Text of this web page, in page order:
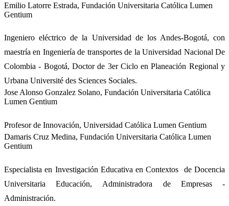
Emilio Latorre Estrada, Fundación Universitaria Católica Lumen
Gentium
Ingeniero eléctrico de la Universidad de los Andes-Bogotá, con
maestría en Ingeniería de transportes de la Universidad Nacional De
Colombia - Bogotá, Doctor de 3er Ciclo en Planeación Regional y
Urbana Université des Sciences Sociales.
Jose Alonso Gonzalez Solano, Fundación Universitaria Católica
Lumen Gentium
Profesor de Innovación, Universidad Católica Lumen Gentium
Damaris Cruz Medina, Fundación Universitaria Católica Lumen
Gentium
Especialista en Investigación Educativa en Contextos de Docencia
Universitaria Educación, Administradora de Empresas -
Administración.